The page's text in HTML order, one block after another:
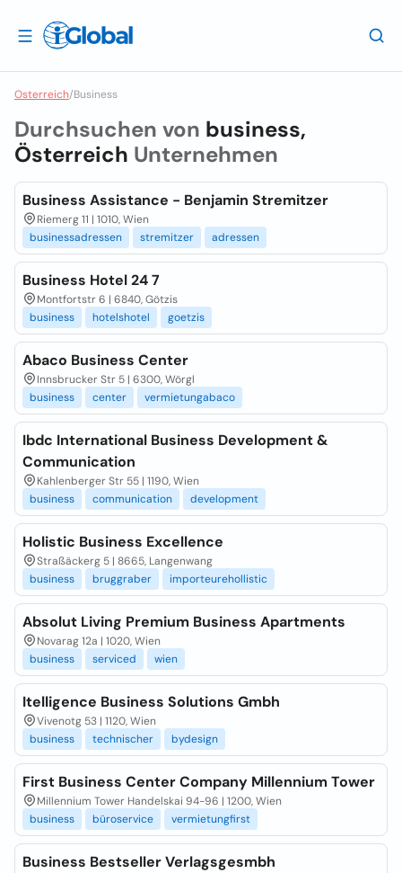
Osterreich/Business
Durchsuchen von business,
Österreich Unternehmen
Business Assistance - Benjamin Stremitzer
Riemerg 11 | 1010, Wien
businessadressen
stremitzer adressen
Business Hotel 24 7
Montfortstr 6 | 6840, Götzis
business
hotelshotel goetzis
Abaco Business Center
Innsbrucker Str 5 | 6300, Wörgl
business
center vermietungabaco
Ibdc International Business Development &
Communication
Kahlenberger Str 55 | 1190, Wien
business
communication development
Holistic Business Excellence
Straßäckerg 5 | 8665, Langenwang
business
bruggraber importeurehollistic
Absolut Living Premium Business Apartments
Novarag 12a | 1020, Wien
business
serviced wien
Itelligence Business Solutions Gmbh
Vivenotg 53 | 1120, Wien
business
technischer bydesign
First Business Center Company Millennium Tower
Millennium Tower Handelskai 94-96 | 1200, Wien
business
büroservice vermietungfirst
Business Bestseller Verlagsgesmbh